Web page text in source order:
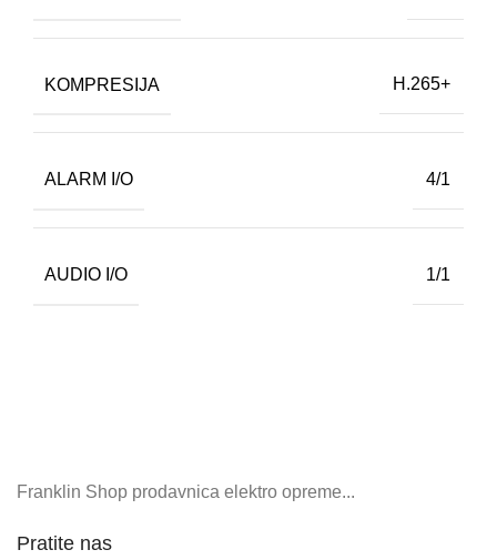
KOMPRESIJA H.265+
ALARM I/O 4/1
AUDIO I/O 1/1
Franklin Shop prodavnica elektro opreme...
Pratite nas